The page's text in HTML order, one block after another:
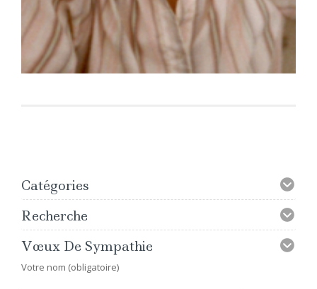
Catégories
Recherche
Vœux De Sympathie
Votre nom (obligatoire)